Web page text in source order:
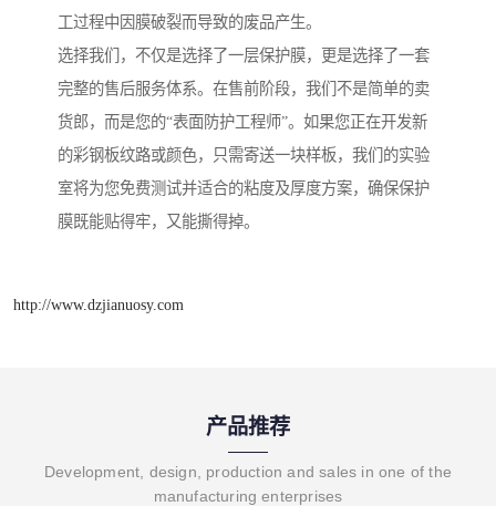
工过程中因膜破裂而导致的废品产生。
选择我们，不仅是选择了一层保护膜，更是选择了一套
完整的售后服务体系。在售前阶段，我们不是简单的卖
货郎，而是您的“表面防护工程师”。如果您正在开发新
的彩钢板纹路或颜色，只需寄送一块样板，我们的实验
室将为您免费测试并适合的粘度及厚度方案，确保保护
膜既能贴得牢，又能撕得掉。
http://www.dzjianuosy.com
产品推荐
Development, design, production and sales in one of the
manufacturing enterprises